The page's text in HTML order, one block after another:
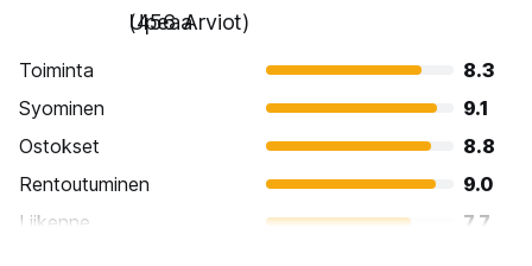
Upeaa
(456 Arviot)
Toiminta
8.3
Syominen
9.1
Ostokset
8.8
Rentoutuminen
9.0
Liikenne
7.7